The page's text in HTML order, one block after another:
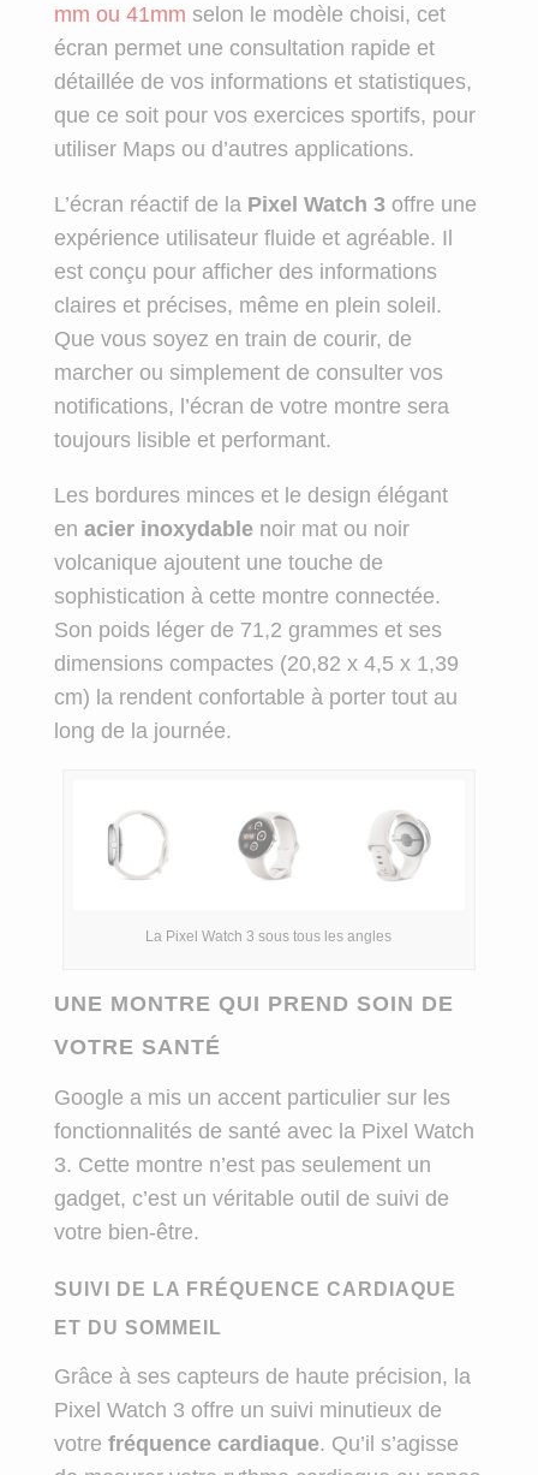
mm ou 41mm selon le modèle choisi, cet
écran permet une consultation rapide et
détaillée de vos informations et statistiques,
que ce soit pour vos exercices sportifs, pour
utiliser Maps ou d’autres applications.
L’écran réactif de la Pixel Watch 3offre une
expérience utilisateur fluide et agréable. Il
est conçu pour afficher des informations
claires et précises, même en plein soleil.
Que vous soyez en train de courir, de
marcher ou simplement de consulter vos
notifications, l’écran de votre montre sera
toujours lisible et performant.
Les bordures minces et le design élégant
en acier inoxydablenoir mat ou noir
volcanique ajoutent une touche de
sophistication à cette montre connectée.
Son poids léger de 71,2 grammes et ses
dimensions compactes (20,82 x 4,5 x 1,39
cm) la rendent confortable à porter tout au
long de la journée.
La Pixel Watch 3 sous tous les angles
UNE MONTRE QUI PREND SOIN DE
VOTRE SANTÉ
Google a mis un accent particulier sur les
fonctionnalités de santé avec la Pixel Watch
3. Cette montre n’est pas seulement un
gadget, c’est un véritable outil de suivi de
votre bien-être.
SUIVI DE LA FRÉQUENCE CARDIAQUE
ET DU SOMMEIL
Grâce à ses capteurs de haute précision, la
Pixel Watch 3 offre un suivi minutieux de
votre fréquence cardiaque. Qu’il s’agisse